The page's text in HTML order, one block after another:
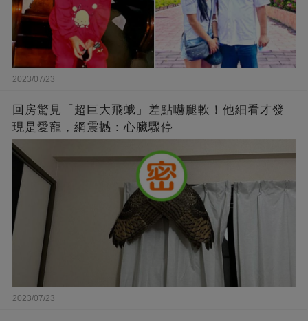
2023/07/23
回房驚見「超巨大飛蛾」差點嚇腿軟！他細看才發
現是愛寵，網震撼：心臟驟停
2023/07/23